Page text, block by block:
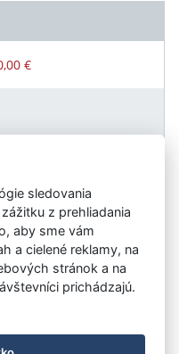
€
Iža
sledovania
z prehliadania
aby sme vám
a cielené reklamy, na
stránok a na
prichádzajú.